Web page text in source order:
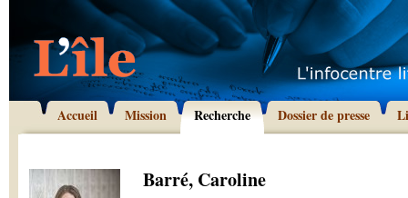
Accueil Mission Recherche Dossier de presse
Barré, Caroline